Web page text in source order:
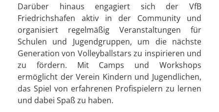
Darüber hinaus engagiert sich der VfB
Friedrichshafen aktiv in der Community und
organisiert regelmäßig Veranstaltungen für
Schulen und Jugendgruppen, um die nächste
Generation von Volleyballstars zu inspirieren und
zu fördern. Mit Camps und Workshops
ermöglicht der Verein Kindern und Jugendlichen,
das Spiel von erfahrenen Profispielern zu lernen
und dabei Spaß zu haben.